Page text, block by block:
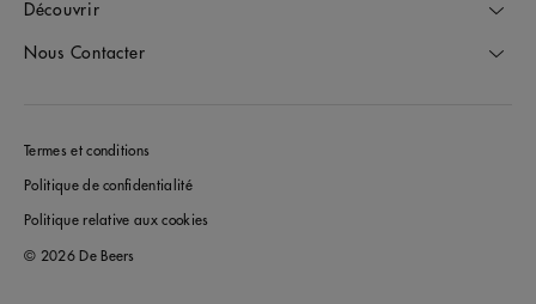
Découvrir
Nous Contacter
Termes et conditions
Politique de confidentialité
Politique relative aux cookies
© 2026 De Beers